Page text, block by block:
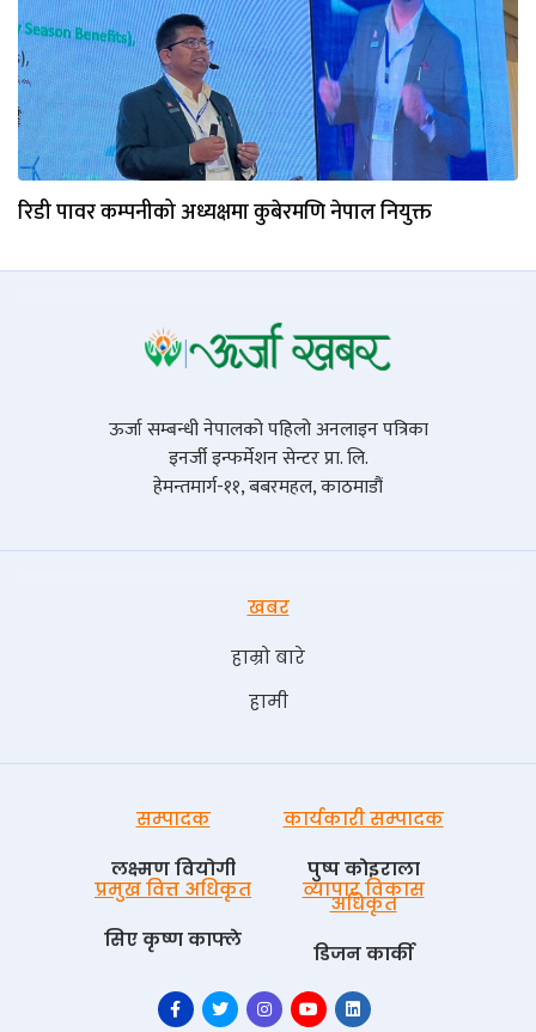
रिडी पावर कम्पनीको अध्यक्षमा कुबेरमणि नेपाल नियुक्त
ऊर्जा सम्बन्धी नेपालको पहिलो अनलाइन पत्रिका
इनर्जी इन्फर्मेशन सेन्टर प्रा. लि.
हेमन्तमार्ग-११, बबरमहल, काठमाडौं
खबर
हाम्रो बारे
हामी
सम्पादक
लक्ष्मण वियोगी
कार्यकारी सम्पादक
पुष्प काेइराला
प्रमुख वित्त अधिकृत
सिए कृष्ण काफ्ले
व्यापार विकास
अधिकृत
डिजन कार्की